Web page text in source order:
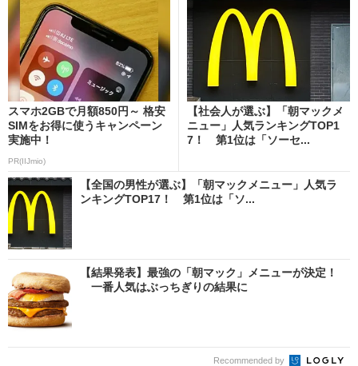
スマホ2GBで月額850円～ 格安
SIMをお得に使うキャンペーン
実施中！
PR(IIJmio)
【社会人が選ぶ】「朝マックメ
ニュー」人気ランキングTOP1
7！ 第1位は「ソーセ...
【全国の男性が選ぶ】「朝マックメニュー」人気ラ
ンキングTOP17！ 第1位は「ソ...
【結果発表】最強の「朝マック」メニューが決定！
一番人気はぶっちぎりの結果に
Recommended by